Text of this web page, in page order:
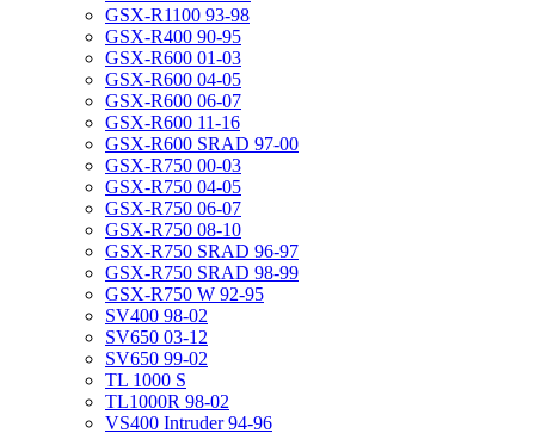
GSX-R1100 93-98
GSX-R400 90-95
GSX-R600 01-03
GSX-R600 04-05
GSX-R600 06-07
GSX-R600 11-16
GSX-R600 SRAD 97-00
GSX-R750 00-03
GSX-R750 04-05
GSX-R750 06-07
GSX-R750 08-10
GSX-R750 SRAD 96-97
GSX-R750 SRAD 98-99
GSX-R750 W 92-95
SV400 98-02
SV650 03-12
SV650 99-02
TL 1000 S
TL1000R 98-02
VS400 Intruder 94-96